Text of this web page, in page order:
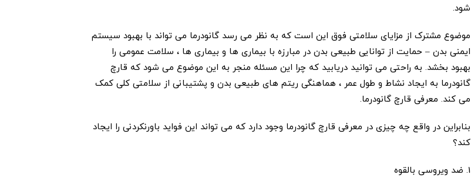
شود.
موضوع مشترک از مزایای سلامتی فوق این است که به نظر می رسد گانودرما می تواند با بهبود سیستم
ایمنی بدن – حمایت از توانایی طبیعی بدن در مبارزه با بیماری ها و بیماری ها ، سلامت عمومی را
بهبود بخشد. به راحتی می توانید دریابید که چرا این مسئله منجر به این موضوع می شود که قارچ
گانودرما به ایجاد نشاط و طول عمر ، هماهنگی ریتم های طبیعی بدن و پشتیبانی از سلامتی کلی کمک
می کند. معرفی قارچ گانودرما.
بنابراین در واقع چه چیزی در معرفی قارچ گانودرما وجود دارد که می تواند این فواید باورنکردنی را ایجاد
کند؟
1. ضد ویروسی بالقوه